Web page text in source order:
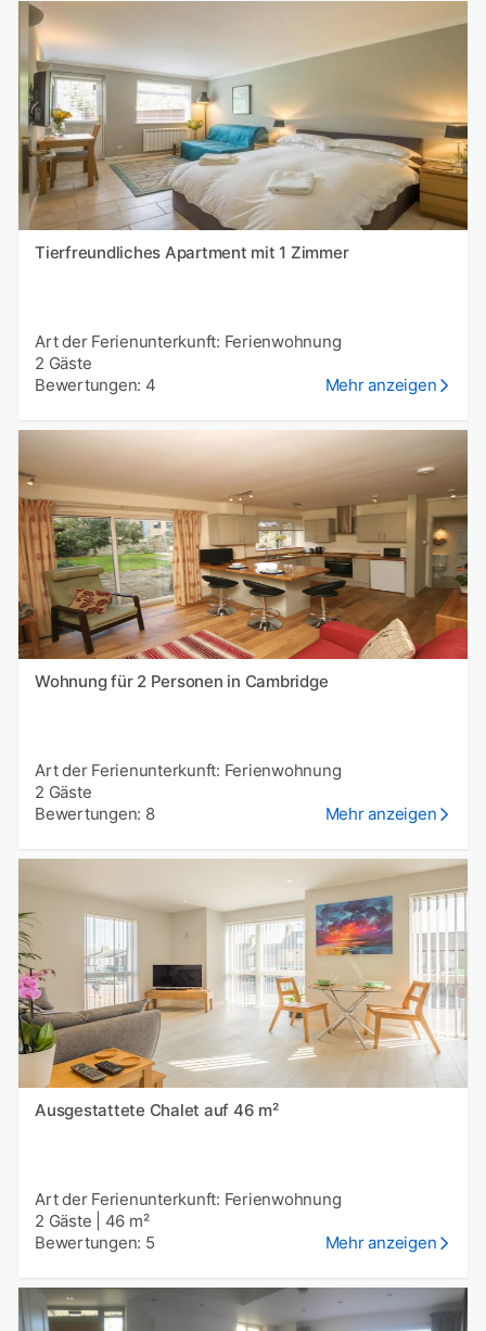
Tierfreundliches Apartment mit 1 Zimmer
Art der Ferienunterkunft: Ferienwohnung
2 Gäste
Bewertungen: 4
Mehr anzeigen
Wohnung für 2 Personen in Cambridge
Art der Ferienunterkunft: Ferienwohnung
2 Gäste
Bewertungen: 8
Mehr anzeigen
Ausgestattete Chalet auf 46 m²
Art der Ferienunterkunft: Ferienwohnung
2 Gäste
46 m²
Bewertungen: 5
Mehr anzeigen